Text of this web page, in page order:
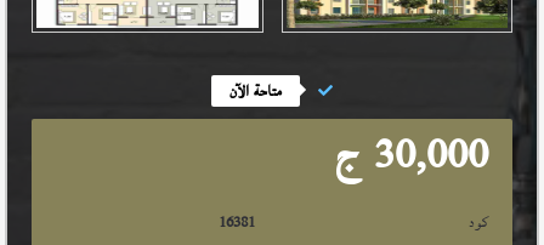
متاحة الآن
30,000 ج
كود
16381